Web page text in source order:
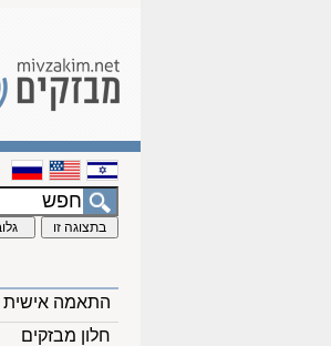
התאמה אישית
חלון מבזקים